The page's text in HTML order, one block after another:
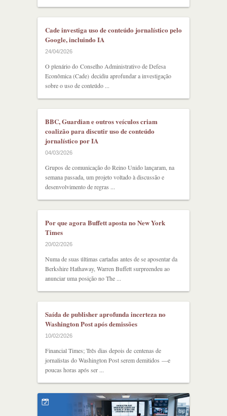
Cade investiga uso de conteúdo jornalístico pelo
Google, incluindo IA
24/04/2026
O plenário do Conselho Administrativo de Defesa
Econômica (Cade) decidiu aprofundar a investigação
sobre o uso de conteúdo ...
BBC, Guardian e outros veículos criam
coalizão para discutir uso de conteúdo
jornalístico por IA
04/03/2026
Grupos de comunicação do Reino Unido lançaram, na
semana passada, um projeto voltado à discussão e
desenvolvimento de regras ...
Por que agora Buffett aposta no New York
Times
20/02/2026
Numa de suas últimas cartadas antes de se aposentar da
Berkshire Hathaway, Warren Buffett surpreendeu ao
anunciar uma posição no The ...
Saída de publisher aprofunda incerteza no
Washington Post após demissões
10/02/2026
Financial Times; Três dias depois de centenas de
jornalistas do Washington Post serem demitidos —e
poucas horas após ser ...